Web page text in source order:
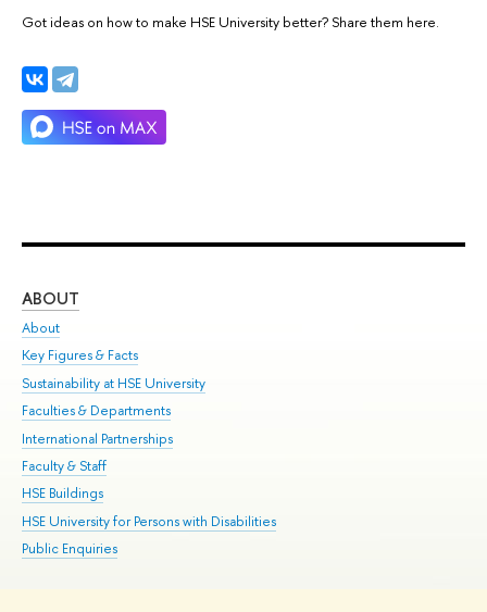
Got ideas on how to make HSE University better? Share them here.
ABOUT
About
Key Figures & Facts
Sustainability at HSE University
Faculties & Departments
International Partnerships
Faculty & Staff
HSE Buildings
HSE University for Persons with Disabilities
Public Enquiries